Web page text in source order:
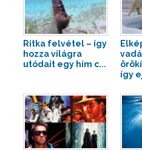
Ritka felvétel – így
hozza világra
utódait egy hím c...
így